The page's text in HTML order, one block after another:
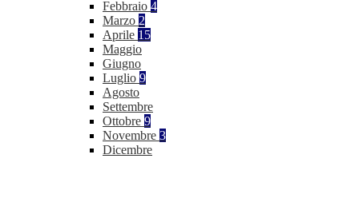
Febbraio 4
Marzo 2
Aprile 15
Maggio
Giugno
Luglio 9
Agosto
Settembre
Ottobre 9
Novembre 3
Dicembre